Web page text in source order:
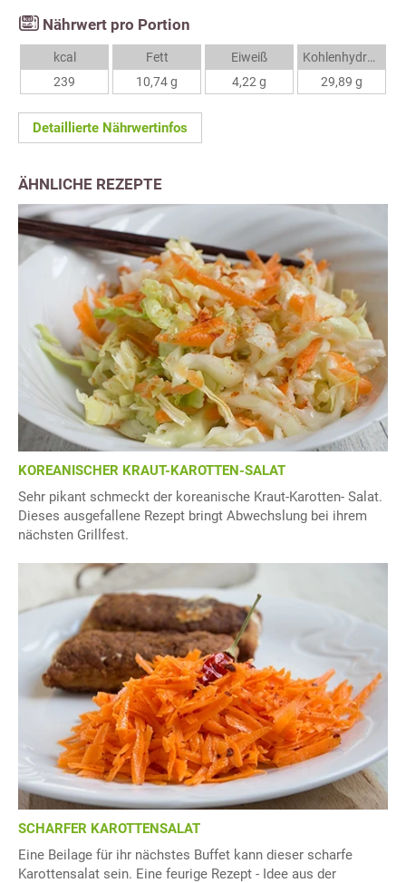
Nährwert pro Portion
kcal
239
Fett
10,74 g
Eiweiß
4,22 g
Kohlenhydrate
29,89 g
Detaillierte Nährwertinfos
ÄHNLICHE REZEPTE
KOREANISCHER KRAUT-KAROTTEN-SALAT
Sehr pikant schmeckt der koreanische Kraut-Karotten- Salat.
Dieses ausgefallene Rezept bringt Abwechslung bei ihrem
nächsten Grillfest.
SCHARFER KAROTTENSALAT
Eine Beilage für ihr nächstes Buffet kann dieser scharfe
Karottensalat sein. Eine feurige Rezept - Idee aus der